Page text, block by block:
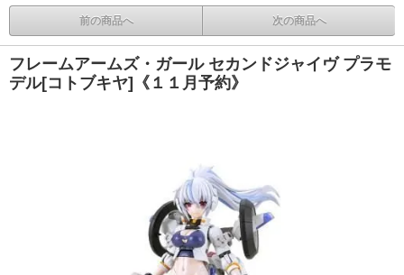
前の商品へ 次の商品へ
フレームアームズ・ガール セカンドジャイヴ プラモ
デル[コトブキヤ]《１１月予約》